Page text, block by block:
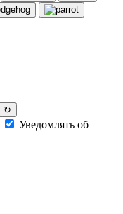
↻
Уведомлять об